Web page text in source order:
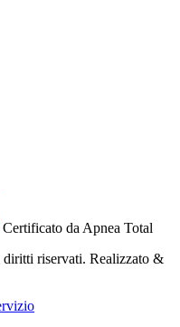
Certificato da Apnea Total
riservati. Realizzato &